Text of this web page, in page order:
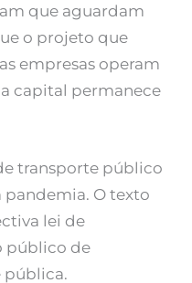
que aguardam
o projeto que
empresas operam
capital permanece
transporte público
O texto
lei de
público de
pública.